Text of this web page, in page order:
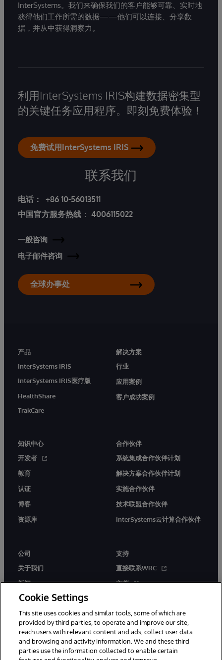
InterSystems。我们来确保我们的客户能够可靠、实时地
获得他们工作所需的数据——他们可以连接、分享数
据，并从中获得洞察力。
利用InterSystems IRIS构建数据密集型
的关键任务应用程序。即刻免费体验！
免费试用InterSystems IRIS
联系我们
电话：
+86 10-56013511
中国官方服务热线 ： 4006115022
一般咨询
电子邮件咨询
全球办事处
产品
InterSystems IRIS
InterSystems IRIS医疗版
HealthShare
TrakCare
解决方案
行业
应用案例
客户成功案例
知识中心
开发者
教育
认证
博客
资源库
合作伙伴
系统集成合作伙伴计划
解决方案合作伙伴计划
实施合作伙伴
技术联盟合作伙伴
InterSystems云计算合作伙伴
公司
关于我们
新闻
活动
工作机会
支持
直接联系WRC
文档
Cookie Settings
This site uses cookies and similar tools, some of which are
provided by third parties, to operate and improve our site,
reach users with relevant content and ads, collect user data
and browsing and activity information. We and these third
parties use the information collected to enable certain